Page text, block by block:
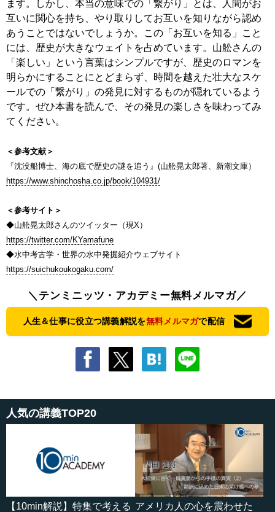
ます。しかし、本当の意味での「繋がり」とは、人間がお
互いに関心を持ち、やり取りしてお互いを知りながら認め
あうことではないでしょうか。この「お互いを知る」こと
には、歴史が大きなウェイトを占めています。山舩さんの
「楽しい」という言葉はシンプルですが、歴史のロマンを
明らかにすることにとどまらず、時間を越えた壮大なスケ
ールでの「繋がり」の発見に対するものが隠れているよう
です。ぜひ本書を読んで、その発見の楽しさを味わってみ
てください。
＜参考文献＞
『沈没船博士、海の底で歴史の謎を追う』(山舩晃太郎著、新潮文庫）
https://www.shinchosha.co.jp/book/104931/
＜参考サイト＞
◆山舩晃太郎さんのツイッター（現X）
https://twitter.com/KYamafune
◆水中考古学・世界の水中発掘紹介ウェブサイト
https://suichukoukogaku.com/
＼テンミニッツ・アカデミー無料メルマガ／
人生＆仕事に役立つ講義解説を無料メルマガで配信
人気の講義TOP20
【10min解説】特集で考える アメリカ人の心を震わせた